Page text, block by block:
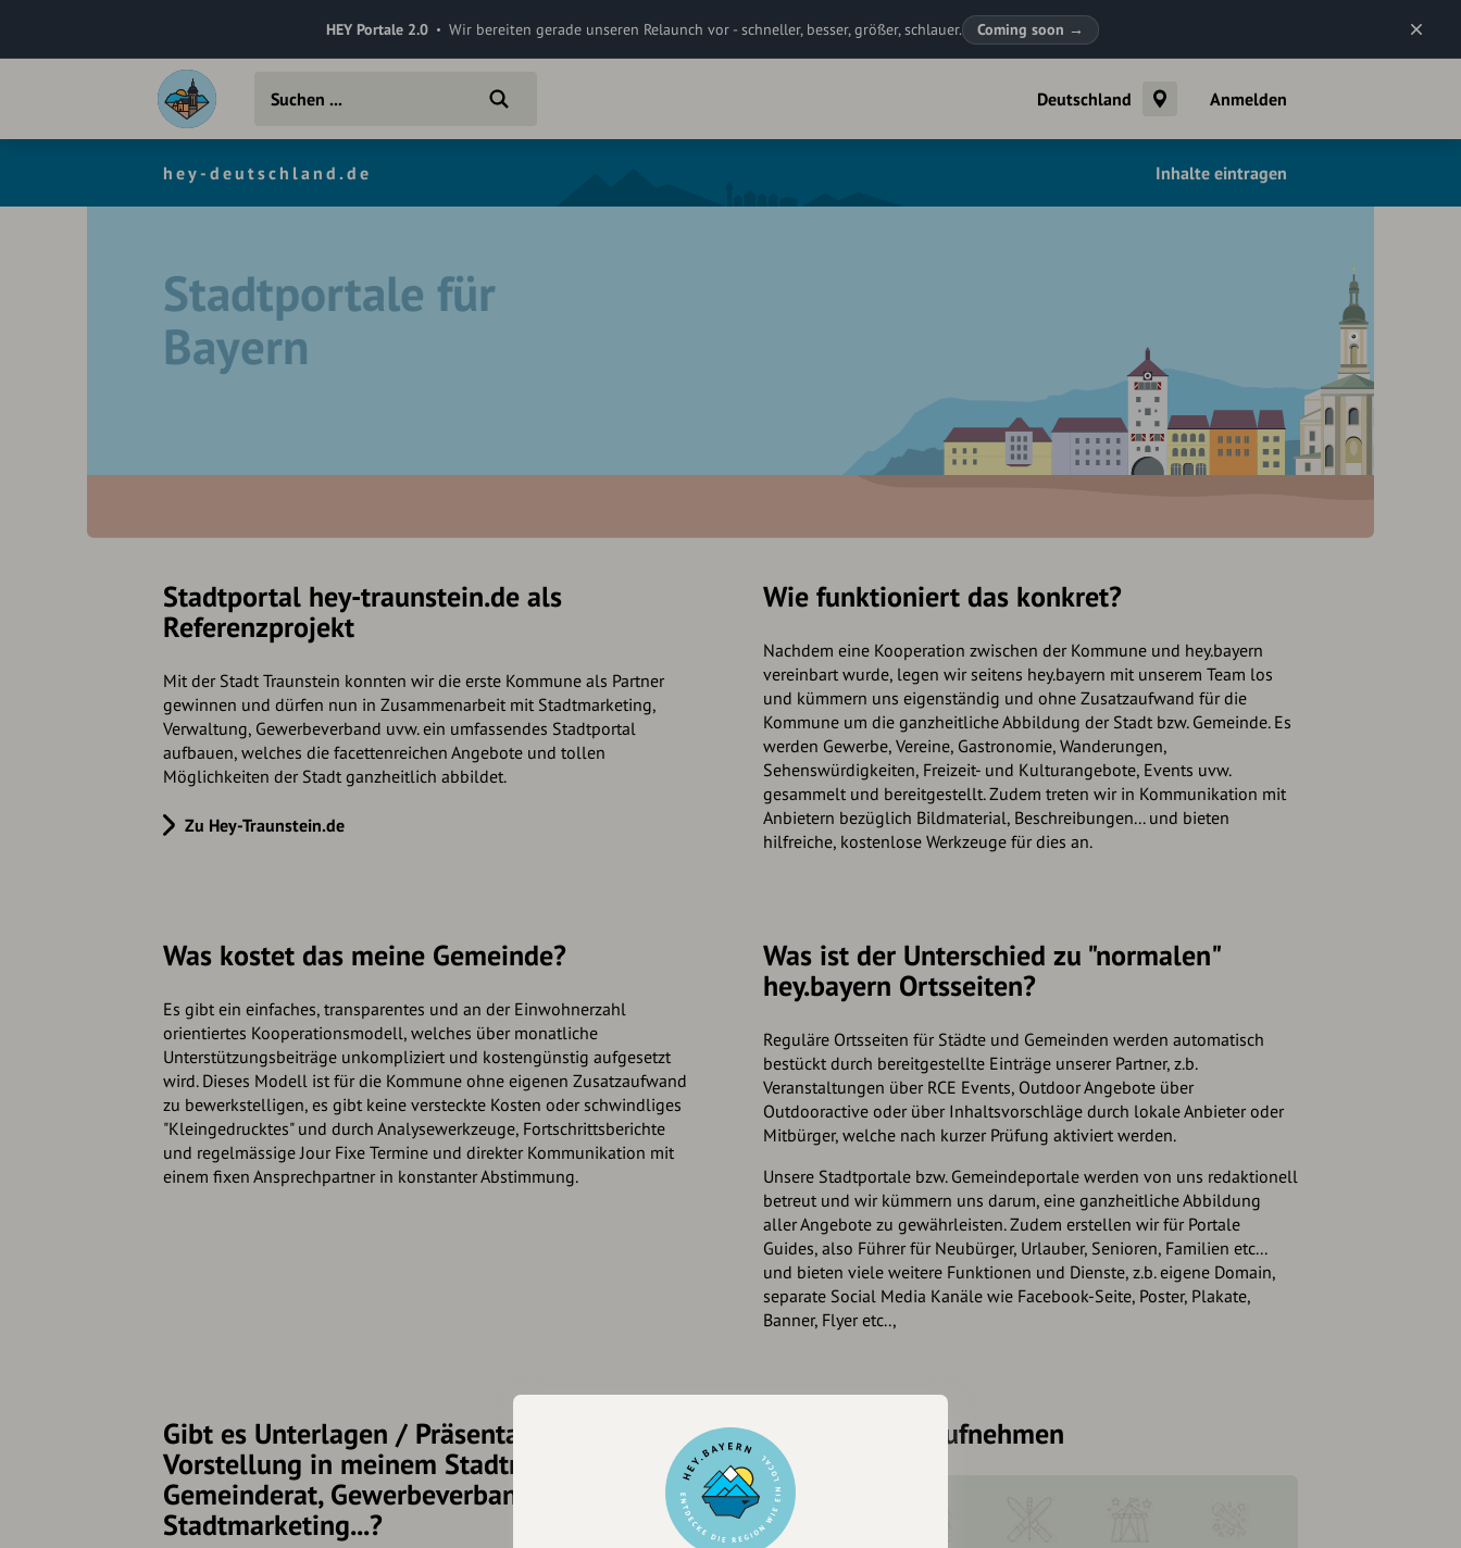
HEY Portale 2.0 Wir bereiten gerade unseren Relaunch vor - schneller, besser, größer, schlauer. Coming soon →
Deutschland Anmelden
hey-deutschland.de Inhalte eintragen
Stadtportale für
Bayern
Stadtportal hey-traunstein.de als
Referenzprojekt
Mit der Stadt Traunstein konnten wir die erste Kommune als Partner
gewinnen und dürfen nun in Zusammenarbeit mit Stadtmarketing,
Verwaltung, Gewerbeverband uvw. ein umfassendes Stadtportal
aufbauen, welches die facettenreichen Angebote und tollen
Möglichkeiten der Stadt ganzheitlich abbildet.
Zu Hey-Traunstein.de
Wie funktioniert das konkret?
Nachdem eine Kooperation zwischen der Kommune und hey.bayern
vereinbart wurde, legen wir seitens hey.bayern mit unserem Team los
und kümmern uns eigenständig und ohne Zusatzaufwand für die
Kommune um die ganzheitliche Abbildung der Stadt bzw. Gemeinde. Es
werden Gewerbe, Vereine, Gastronomie, Wanderungen,
Sehenswürdigkeiten, Freizeit- und Kulturangebote, Events uvw.
gesammelt und bereitgestellt. Zudem treten wir in Kommunikation mit
Anbietern bezüglich Bildmaterial, Beschreibungen... und bieten
hilfreiche, kostenlose Werkzeuge für dies an.
Was kostet das meine Gemeinde?
Es gibt ein einfaches, transparentes und an der Einwohnerzahl
orientiertes Kooperationsmodell, welches über monatliche
Unterstützungsbeiträge unkompliziert und kostengünstig aufgesetzt
wird. Dieses Modell ist für die Kommune ohne eigenen Zusatzaufwand
zu bewerkstelligen, es gibt keine versteckte Kosten oder schwindliges
"Kleingedrucktes" und durch Analysewerkzeuge, Fortschrittsberichte
und regelmässige Jour Fixe Termine und direkter Kommunikation mit
einem fixen Ansprechpartner in konstanter Abstimmung.
Was ist der Unterschied zu "normalen"
hey.bayern Ortsseiten?
Reguläre Ortsseiten für Städte und Gemeinden werden automatisch
bestückt durch bereitgestellte Einträge unserer Partner, z.b.
Veranstaltungen über RCE Events, Outdoor Angebote über
Outdooractive oder über Inhaltsvorschläge durch lokale Anbieter oder
Mitbürger, welche nach kurzer Prüfung aktiviert werden.
Unsere Stadtportale bzw. Gemeindeportale werden von uns redaktionell
betreut und wir kümmern uns darum, eine ganzheitliche Abbildung
aller Angebote zu gewährleisten. Zudem erstellen wir für Portale
Guides, also Führer für Neubürger, Urlauber, Senioren, Familien etc...
und bieten viele weitere Funktionen und Dienste, z.b. eigene Domain,
separate Social Media Kanäle wie Facebook-Seite, Poster, Plakate,
Banner, Flyer etc..,
Gibt es Unterlagen / Präsentationen zur
Vorstellung in meinem Stadtrat,
Gemeinderat, Gewerbeverband,
Stadtmarketing...?
Jetzt Kontakt aufnehmen